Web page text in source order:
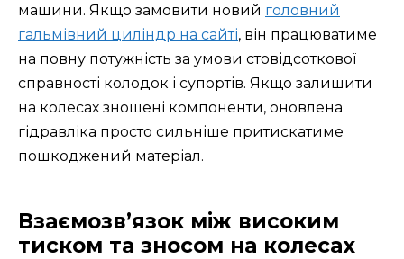
машини. Якщо замовити новий головний
гальмівний циліндр на сайті, він працюватиме
на повну потужність за умови стовідсоткової
справності колодок і супортів. Якщо залишити
на колесах зношені компоненти, оновлена
гідравліка просто сильніше притискатиме
пошкоджений матеріал.
Взаємозв’язок між високим
тиском та зносом на колесах